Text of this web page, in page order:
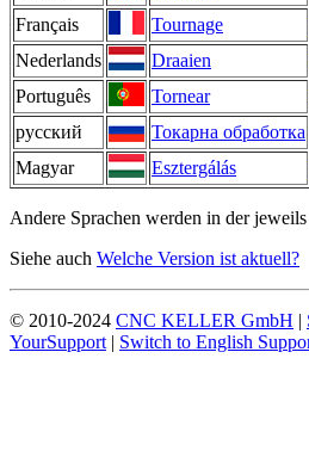
Français
Tournage
Nederlands
Draaien
Português
Tornear
русский
Токарна обработка
Magyar
Esztergálás
Andere Sprachen werden in der
Siehe auch Welche Version ist aktuell?
© 2010-2024 CNC KELLER GmbH |
YourSupport | Switch to English